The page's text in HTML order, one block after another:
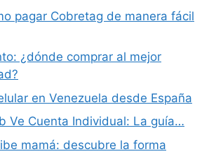
pagar Cobretag de manera fácil
¿dónde comprar al mejor
en Venezuela desde España
Ve Cuenta Individual: La guía…
mamá: descubre la forma